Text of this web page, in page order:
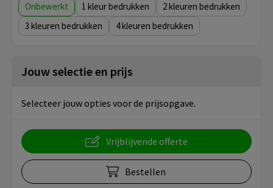
Onbewerkt 1
2
3
4
Jouw selectie en prijs
Selecteer jouw opties voor de prijsopgave.
Vrijblijvende offerte
Bestellen